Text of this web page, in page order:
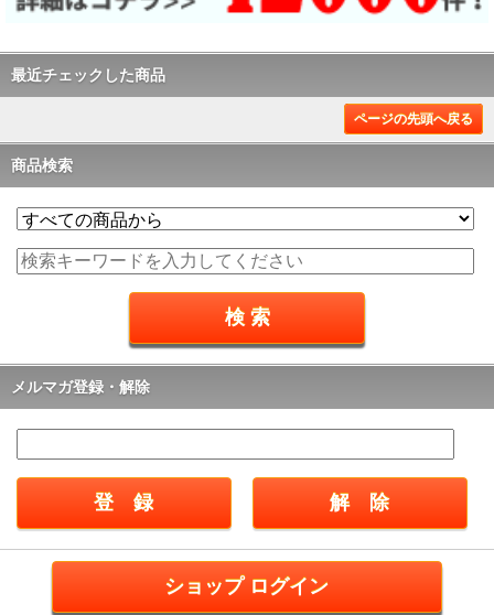
最近チェックした商品
ページの先頭へ戻る
商品検索
メルマガ登録・解除
ショップ ログイン